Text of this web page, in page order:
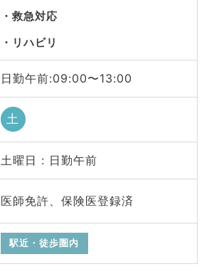
救急対応
リハビリ
日勤午前:09:00〜13:00
土
土曜日 : 日勤午前
医師免許、保険医登録済
駅近・徒歩圏内